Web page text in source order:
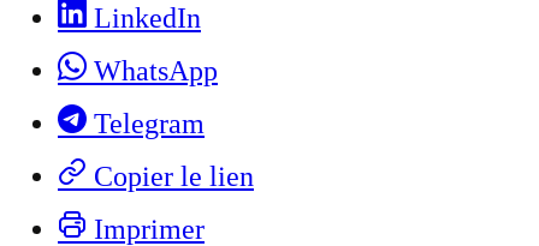
LinkedIn
WhatsApp
Telegram
Copier le lien
Imprimer